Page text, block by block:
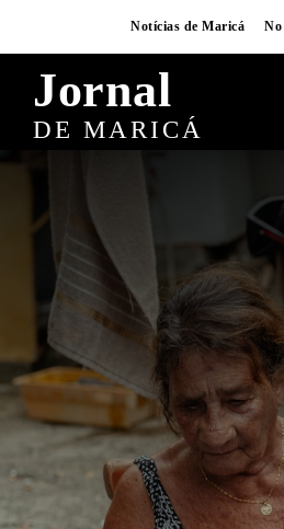
Notícias de Maricá
Jornal
DE MARICÁ